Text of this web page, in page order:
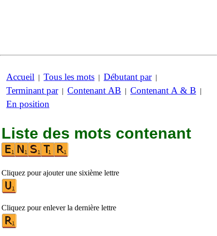
Accueil | Tous les mots | Débutant par|
Terminant par| Contenant AB | Contenant A & B |
En position
Liste des mots contenant
Cliquez pour ajouter une sixième lettre
Cliquez pour enlever la dernière lettre